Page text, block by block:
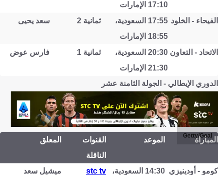
17:10 الإمارات
الفيحاء - الخلود
17:55 السعودية،
18:55 الإمارات
ثمانية 2 سعد يحيى
الاتحاد - التعاون
20:30 السعودية،
21:30 الإمارات
ثمانية 1 فارس عوض
الدوري الإيطالي - الجولة الثامنة عشر
Getty/Goal
المباراة الموعد
القنوات
الناقلة
المعلق
كومو - أودينيزي 14:30 السعودية، stc tv ميشيل سعد